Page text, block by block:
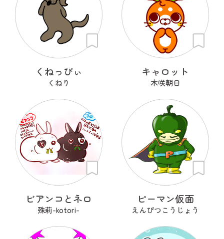
くねっぴぃ
くねり
キャロット
木咲朝日
ビアンコとネロ
殊莉-kotori-
ピーマン仮面
えんぴつこうじょう